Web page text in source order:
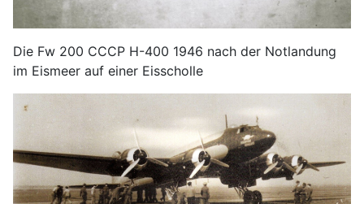
Die Fw 200 CCCP H-400 1946 nach der Notlandung
im Eismeer auf einer Eisscholle